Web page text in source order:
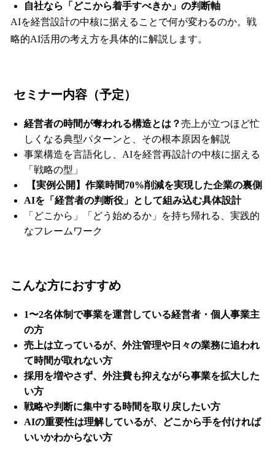
自社なら「どこから着手すべきか」の判断軸
AIを経営設計の中核に据えることで何が変わるのか。戦
略的AI活用の考え方を具体的に解説します。
セミナー内容（予定）
経営者の時間が奪われる構造とは？売上が立つほど忙
しくなる典型パターンと、その根本原因を解説
事業構造を言語化し、AIを経営再設計の中核に据える
「戦略の型」
【実例公開】作業時間70%削減を実現した企業の裏側
AIを「経営者の判断役」として組み込む具体設計
「どこから」「どう始めるか」を持ち帰れる、実践的
なフレームワーク
こんな方におすすめ
1〜2名体制で事業を運営している経営者・個人事業主
の方
売上は立っているが、外注管理や日々の業務に追われ
て時間が取れない方
採用を増やさず、外注費も抑えながら事業を拡大した
い方
戦略や判断に集中する時間を取り戻したい方
AIの重要性は理解しているが、どこから手を付ければ
いいかわからない方